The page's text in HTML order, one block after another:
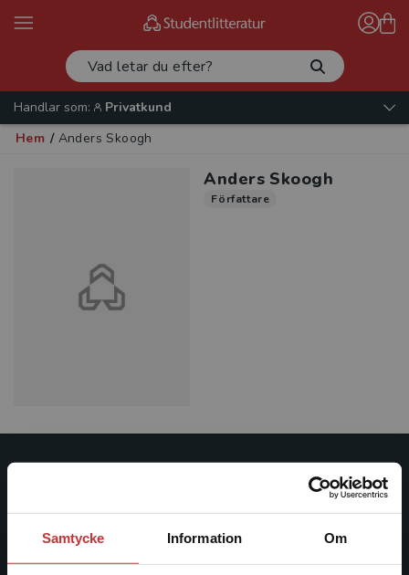
Samtycke Information Om
Handlar som:
Privatkund
Hem / Anders Skoogh
Anders Skoogh
Författare
ledande utbildningsförlag. Med läromedel, kurslitteratur,
facklitteratur, utbildningar och digitala